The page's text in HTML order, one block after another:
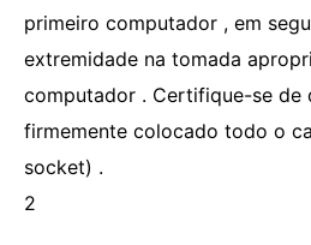
primeiro computador , em
extremidade na tomada
computador . Certifique-se de
firmemente colocado todo o
socket) .
2